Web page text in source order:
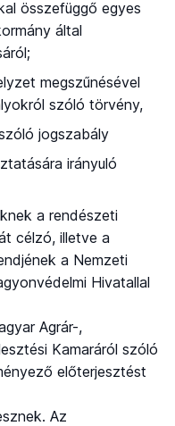
összefüggő egyes
által
megszűnésével
szóló törvény,
jogszabály
irányuló
a rendészeti
célzó, illetve a
a Nemzeti
Hivatallal
Agrár-,
Kamaráról szóló
előterjesztést
Az